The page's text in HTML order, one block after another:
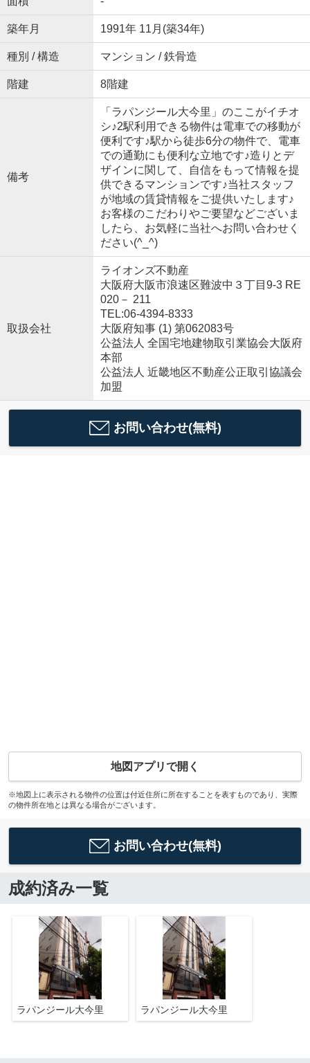
築年月 1991年 11月(築34年)
種別 / 構造 マンション / 鉄骨造
階建 8階建
備考
「ラパンジール大今里」のここがイチオ
シ♪2駅利用できる物件は電車での移動が
便利です♪駅から徒歩6分の物件で、電車
での通勤にも便利な立地です♪造りとデ
ザインに関して、自信をもって情報を提
供できるマンションです♪当社スタッフ
が地域の賃貸情報をご提供いたします♪
お客様のこだわりやご要望などございま
したら、お気軽に当社へお問い合わせく
ださい(^_^)
取扱会社
ライオンズ不動産
大阪府大阪市浪速区難波中３丁目9-3 RE
020－ 211
TEL:06-4394-8333
大阪府知事 (1) 第062083号
公益法人 全国宅地建物取引業協会大阪府
本部
公益法人 近畿地区不動産公正取引協議会
加盟
お問い合わせ(無料)
地図アプリで開く
※地図上に表示される物件の位置は付近住所に所在することを表すものであり、実際
の物件所在地とは異なる場合がございます。
お問い合わせ(無料)
成約済み一覧
ラパンジール大今里 ラパンジール大今里